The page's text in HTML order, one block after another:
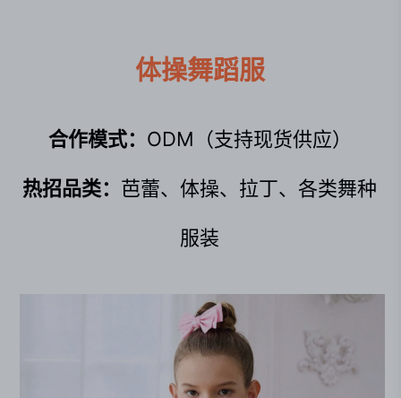
体操舞蹈服
合作模式： ODM（支持现货供应）
热招品类： 芭蕾、体操、拉丁、各类舞种
服装